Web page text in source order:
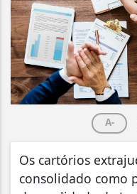
A-
Os cartórios
consolidado como